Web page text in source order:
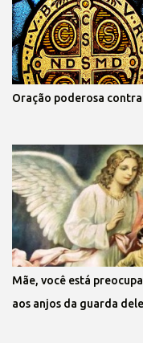
Oração poderosa
Mãe, você está
aos anjos da guarda